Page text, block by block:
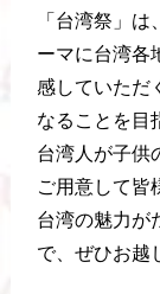
「台湾祭」
ーマに台湾各
感していただ
なることを目
台湾人が子供
ご用意して皆
台湾の魅力が
で、ぜひお越